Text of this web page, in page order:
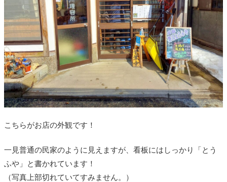
こちらがお店の外観です！
一見普通の民家のように見えますが、看板にはしっかり「とう
ふや」と書かれています！
（写真上部切れていてすみません。）